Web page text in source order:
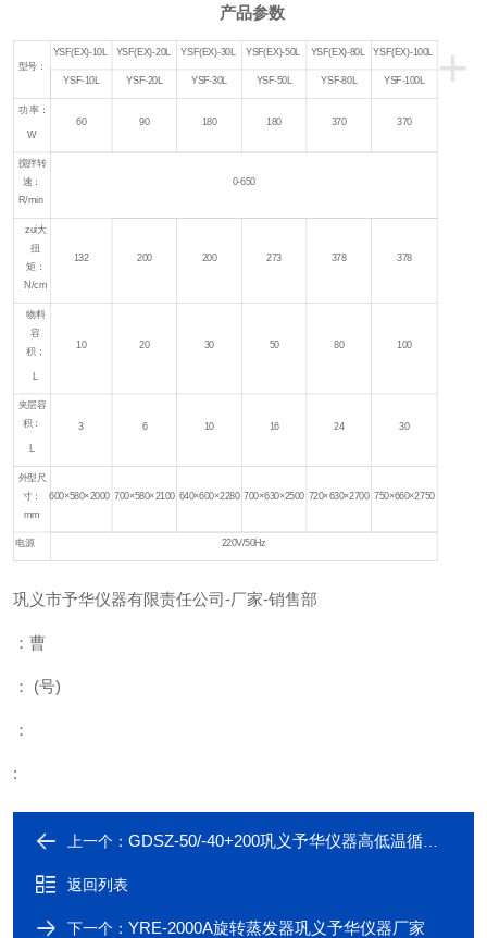
产品参数
+
型号：
YSF(EX)-10L YSF(EX)-20L YSF(EX)-30L YSF(EX)-50L YSF(EX)-80L YSF(EX)-100L
YSF-10L YSF-20L YSF-30L YSF-50L YSF-80L YSF-100L
功 率：
W
60 90 180 180 370 370
搅拌转
速：
R/min
0-650
zui大
扭
矩：
N/cm
132 200 200 273 378 378
物料
容
积：
10 20 30 50 80 100
夹层容
积： 3 6 10 16 24 30
外型尺
寸：
mm
600×580×2000 700×580×2100 640×600×2280 700×630×2500 720×630×2700 750×660×2750
电源 220V/50Hz
巩义市予华仪器有限责任公司-厂家-销售部
：曹
： (号)
：
:
上一个： GDSZ-50/-40+200巩义予华仪器高低温循环装置
返回列表
下一个： YRE-2000A旋转蒸发器巩义予华仪器厂家